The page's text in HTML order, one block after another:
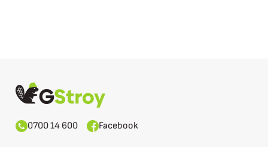
0700 14 600 Facebook